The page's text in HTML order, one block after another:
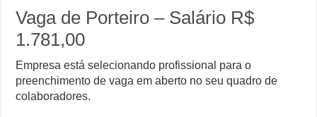
Vaga de Porteiro – Salário R$
1.781,00
Empresa está selecionando profissional para o
preenchimento de vaga em aberto no seu quadro de
colaboradores.